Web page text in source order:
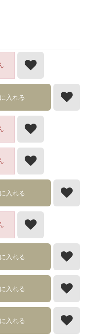
入れる
入れる
入れる
入れる
入れる